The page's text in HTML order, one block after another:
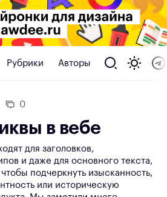
Рубрики Авторы
0
в вебе
для заголовков,
и даже для основного текста,
подчеркнуть изысканность,
или историческую